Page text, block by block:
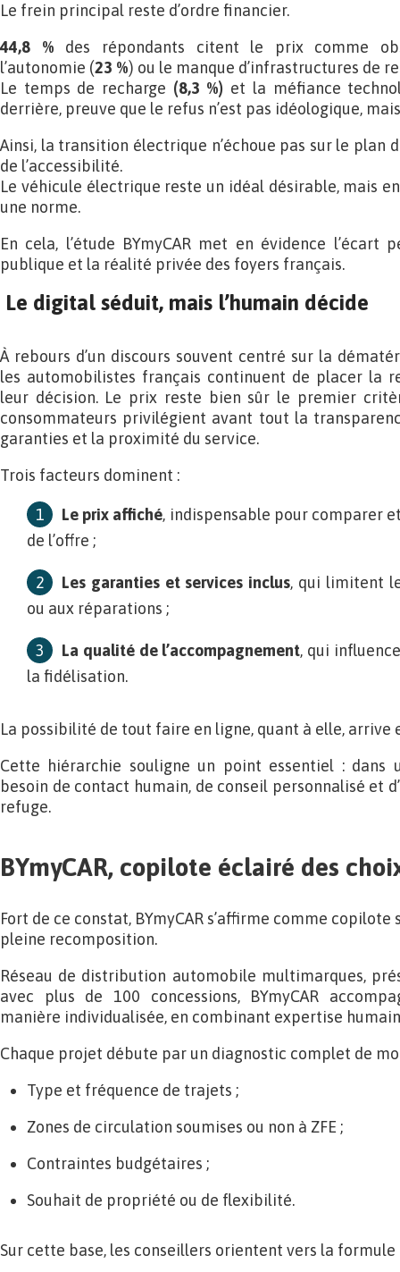
Le frein principal reste d’ordre financier.
44,8 % des répondants citent le prix comme
l’autonomie (23 %) ou le manque d’infrastructures de
Le temps de recharge (8,3 %) et la méfiance
derrière, preuve que le refus n’est pas idéologique,
Ainsi, la transition électrique n’échoue pas sur le plan
de l’accessibilité.
Le véhicule électrique reste un idéal désirable, mais
une norme.
En cela, l’étude BYmyCAR met en évidence l’écart
publique et la réalité privée des foyers français.
Le digital séduit, mais l’humain décide
À rebours d’un discours souvent centré sur la
les automobilistes français continuent de placer la
leur décision. Le prix reste bien sûr le premier
consommateurs privilégient avant tout la
garanties et la proximité du service.
Trois facteurs dominent :
Le prix affiché, indispensable pour comparer
de l’offre ;
Les garanties et services inclus, qui limitent
ou aux réparations ;
La qualité de l’accompagnement, qui
la fidélisation.
La possibilité de tout faire en ligne, quant à elle, arrive
Cette hiérarchie souligne un point essentiel : dans
besoin de contact humain, de conseil personnalisé et
refuge.
BYmyCAR, copilote éclairé des
Fort de ce constat, BYmyCAR s’affirme comme
pleine recomposition.
Réseau de distribution automobile multimarques,
avec plus de 100 concessions, BYmyCAR
manière individualisée, en combinant expertise
Chaque projet débute par un diagnostic complet de
Type et fréquence de trajets ;
Zones de circulation soumises ou non à ZFE ;
Contraintes budgétaires ;
Souhait de propriété ou de flexibilité.
Sur cette base, les conseillers orientent vers la